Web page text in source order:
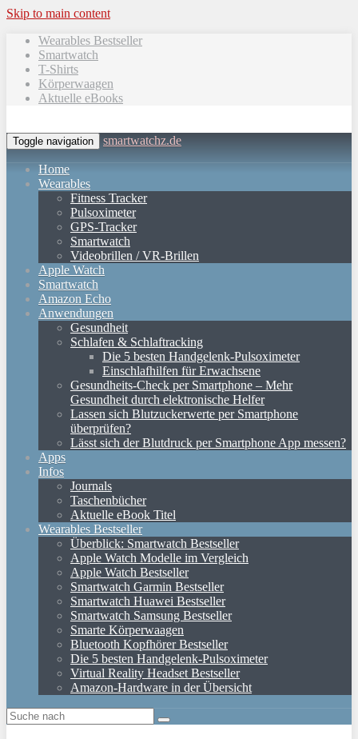
Skip to main content
Wearables Bestseller
Smartwatch
T-Shirts
Körperwaagen
Aktuelle eBooks
Toggle navigation smartwatchz.de
Home
Wearables
Fitness Tracker
Pulsoximeter
GPS-Tracker
Smartwatch
Videobrillen / VR-Brillen
Apple Watch
Smartwatch
Amazon Echo
Anwendungen
Gesundheit
Schlafen & Schlaftracking
Die 5 besten Handgelenk-Pulsoximeter
Einschlafhilfen für Erwachsene
Gesundheits-Check per Smartphone – Mehr
Gesundheit durch elektronische Helfer
Lassen sich Blutzuckerwerte per Smartphone
überprüfen?
Lässt sich der Blutdruck per Smartphone App messen?
Apps
Infos
Journals
Taschenbücher
Aktuelle eBook Titel
Wearables Bestseller
Überblick: Smartwatch Bestseller
Apple Watch Modelle im Vergleich
Apple Watch Bestseller
Smartwatch Garmin Bestseller
Smartwatch Huawei Bestseller
Smartwatch Samsung Bestseller
Smarte Körperwaagen
Bluetooth Kopfhörer Bestseller
Die 5 besten Handgelenk-Pulsoximeter
Virtual Reality Headset Bestseller
Amazon-Hardware in der Übersicht